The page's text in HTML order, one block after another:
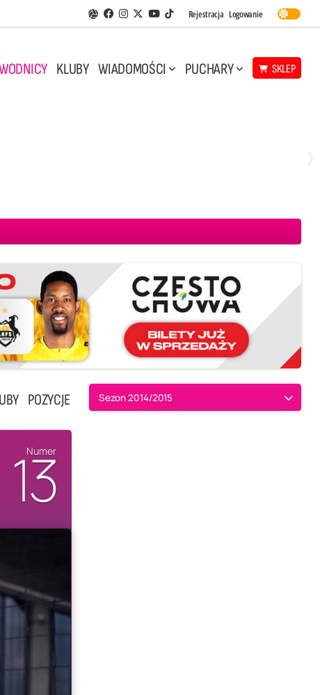
Aplikacja Siatkarskie Ligi
Facebook
Instagram
Twitter
Youtube
TikTok
Rejestracja Logowanie
KLUBY WIADOMOŚCI PUCHARY SKLEP
POZYCJE Sezon 2014/2015
Numer
13